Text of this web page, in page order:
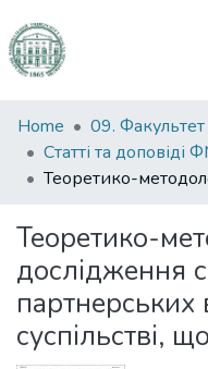
Communities
&
Collections
Statistics
Home
Теоретико-
дослідження
партнерських
суспільстві,